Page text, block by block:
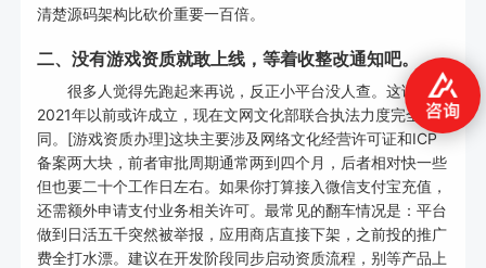
清楚源码架构比砍价重要一百倍。
二、没有游戏资质就敢上线，等着收整改通知吧。
很多人觉得先跑起来再说，反正小平台没人查。这话放在
2021年以前或许成立，现在文网文化部联合执法力度完全不
同。[游戏资质办理]这块主要涉及网络文化经营许可证和ICP
备案两大块，前者审批周期通常两到四个月，后者相对快一些
但也要二十个工作日左右。如果你打算接入微信支付宝充值，
还需额外申请支付业务相关许可。最常见的翻车情况是：平台
做到日活五千突然被举报，应用商店直接下架，之前投的推广
费全打水漂。建议在开发阶段同步启动资质流程，别等产品上